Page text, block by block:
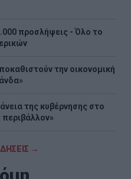
προσλήψεις - Όλο το
την οικονομική
της κυβέρνησης στο
→